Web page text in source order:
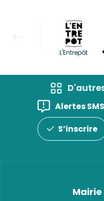
L'Entrepôt
Alertes SMS
S’inscrire